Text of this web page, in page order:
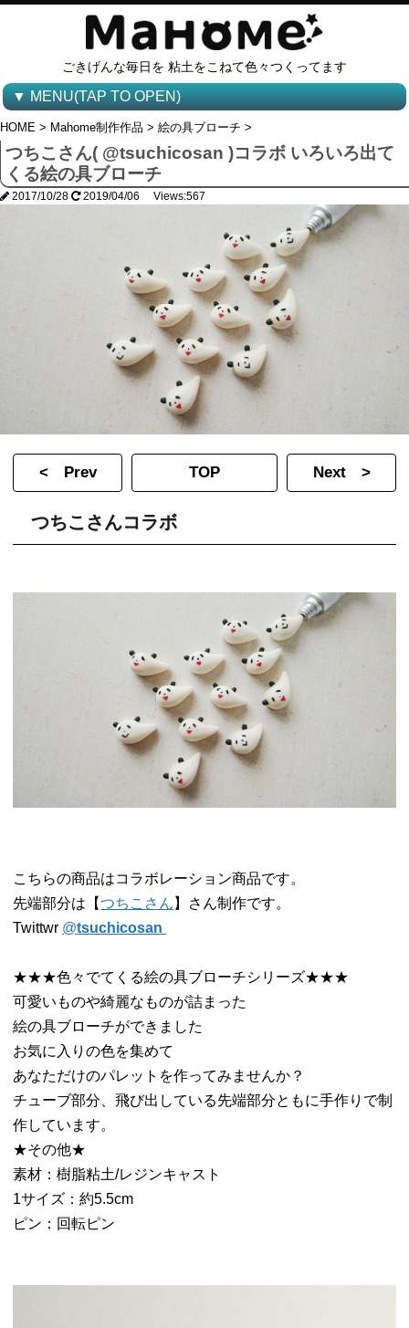
ごきげんな毎日を 粘土をこねて色々つくってます
▼ MENU(TAP TO OPEN)
HOME > Mahome制作作品 > 絵の具ブローチ >
つちこさん( @tsuchicosan )コラボ いろいろ出て
くる絵の具ブローチ
2017/10/28 2019/04/06 Views:567
< Prev TOP Next >
つちこさんコラボ
こちらの商品はコラボレーション商品です。
先端部分は【つちこさん 】さん制作です。
Twittwr @tsuchicosan
★★★色々でてくる絵の具ブローチシリーズ★★★
可愛いものや綺麗なものが詰まった
絵の具ブローチができました
お気に入りの色を集めて
あなただけのパレットを作ってみませんか？
チューブ部分、飛び出している先端部分ともに手作りで制
作しています。
★その他★
素材：樹脂粘土/レジンキャスト
1サイズ：約5.5cm
ピン：回転ピン